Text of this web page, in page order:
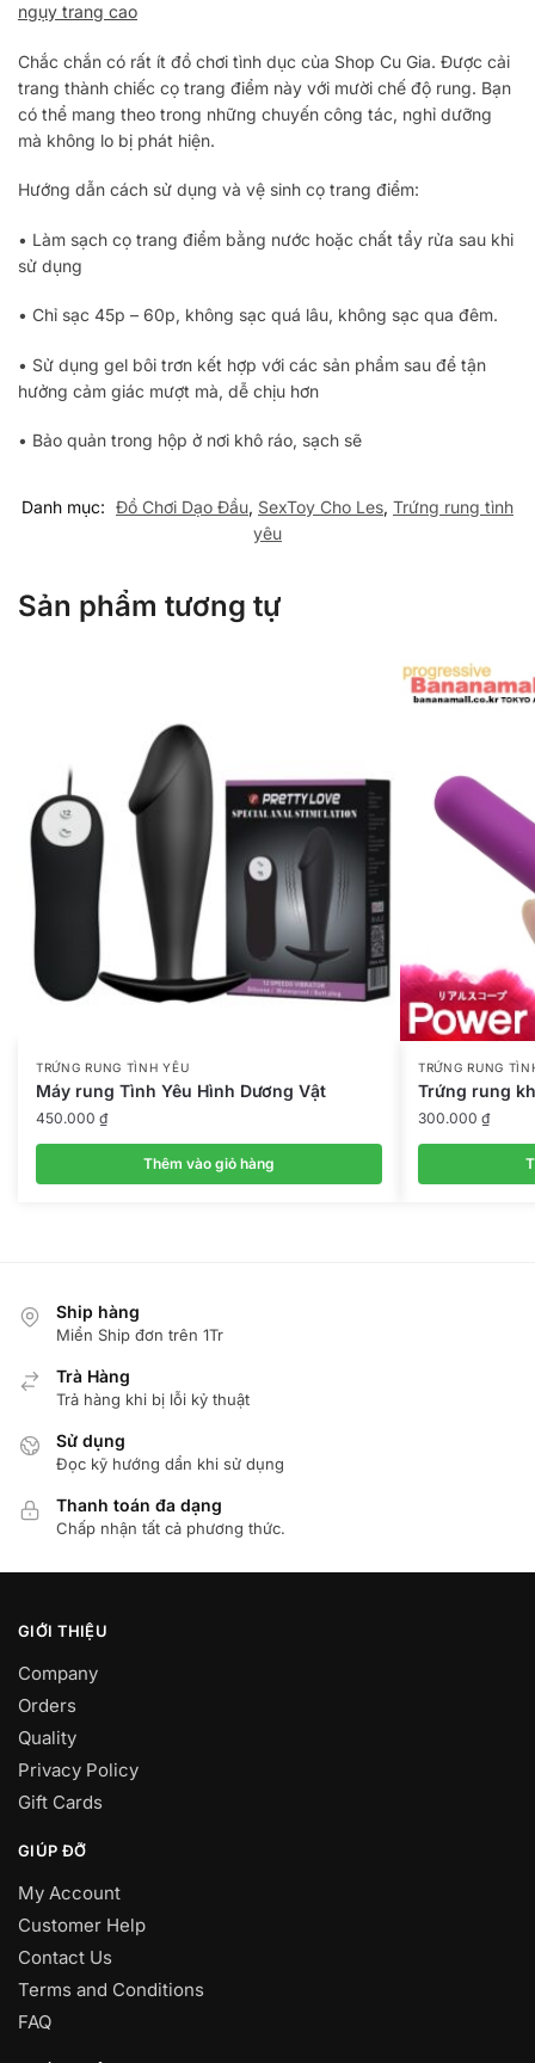
ngụy trang cao
Chắc chắn có rất ít đồ chơi tình dục của Shop Cu Gia. Được cải
trang thành chiếc cọ trang điểm này với mười chế độ rung. Bạn
có thể mang theo trong những chuyến công tác, nghỉ dưỡng
mà không lo bị phát hiện.
Hướng dẫn cách sử dụng và vệ sinh cọ trang điểm:
• Làm sạch cọ trang điểm bằng nước hoặc chất tẩy rửa sau khi
sử dụng
• Chỉ sạc 45p – 60p, không sạc quá lâu, không sạc qua đêm.
• Sử dụng gel bôi trơn kết hợp với các sản phẩm sau để tận
hưởng cảm giác mượt mà, dễ chịu hơn
• Bảo quản trong hộp ở nơi khô ráo, sạch sẽ
Danh mục: Đồ Chơi Dạo Đầu, SexToy Cho Les, Trứng rung tình
yêu
Sản phẩm tương tự
TRỨNG RUNG TÌNH YÊU
Máy rung Tình Yêu Hình Dương Vật
450.000 ₫
Thêm vào giỏ hàng
TRỨNG RUNG
Trứng rung
300.000 ₫
Ship hàng
Miển Ship đơn trên 1Tr
Trà Hàng
Trả hàng khi bị lỗi kỷ thuật
Sử dụng
Đọc kỹ hướng dẩn khi sử dụng
Thanh toán đa dạng
Chấp nhận tất cả phương thức.
GIỚI THIỆU
Company
Orders
Quality
Privacy Policy
Gift Cards
GIÚP ĐỠ
My Account
Customer Help
Contact Us
Terms and Conditions
FAQ